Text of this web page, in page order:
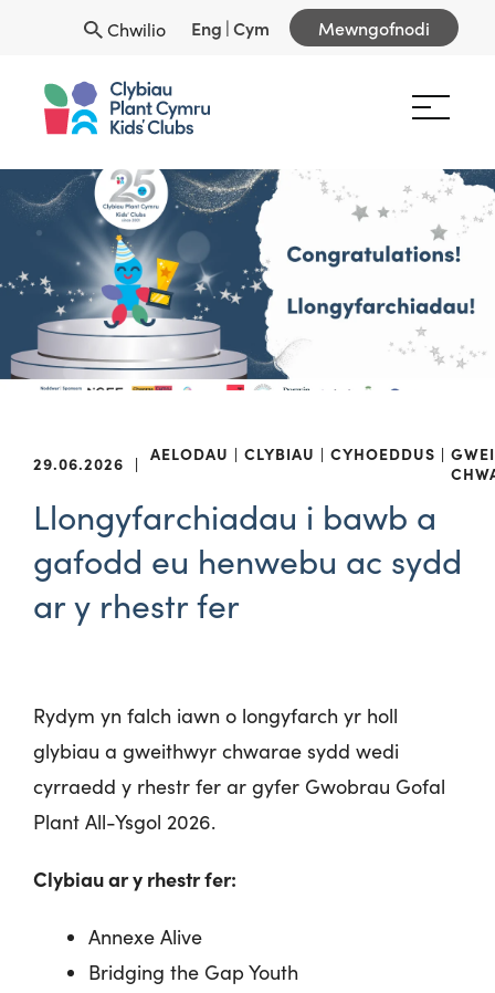
Chwilio Eng |Cym Mewngofnodi
29.06.2026 | AELODAU CLYBIAU CYHOEDDUS
Llongyfarchiadau i bawb a
gafodd eu henwebu ac sydd
ar y rhestr fer
Rydym yn falch iawn o longyfarch yr holl
glybiau a gweithwyr chwarae sydd wedi
cyrraedd y rhestr fer ar gyfer Gwobrau Gofal
Plant All-Ysgol 2026.
Clybiau ar y rhestr fer:
Annexe Alive
Bridging the Gap Youth